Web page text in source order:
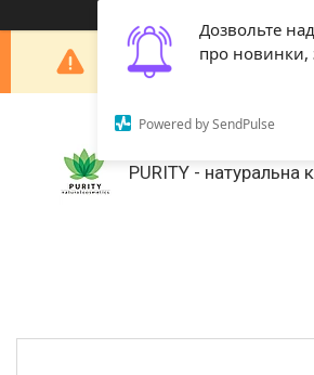
Дозвольте
про новинки,
Powered by SendPulse
Шановні покупці! З 29
PURITY - натуральна